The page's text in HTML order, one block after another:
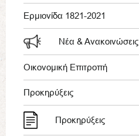
Ερμιονίδα 1821-2021
Νέα & Ανακοινώσεις
Οικονομική Επιτροπή
Προκηρύξεις
Προκηρύξεις